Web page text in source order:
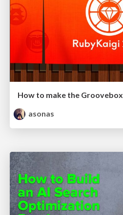
How to make the Groovebox
asonas